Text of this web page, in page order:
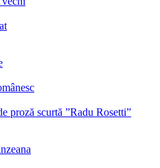
proză scurtă ”Radu Rosetti”